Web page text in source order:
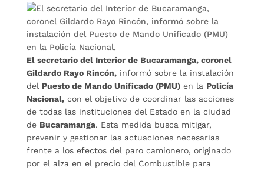
El secretario del Interior de Bucaramanga, coronel
Gildardo Rayo Rincón,informó sobre la instalación
del Puesto de Mando Unificado (PMU)en la Policía
Nacional,con el objetivo de coordinar las acciones
de todas las instituciones del Estado en la ciudad
de Bucaramanga. Esta medida busca mitigar,
prevenir y gestionar las actuaciones necesarias
frente a los efectos del paro camionero, originado
por el alza en el precio del Combustible para